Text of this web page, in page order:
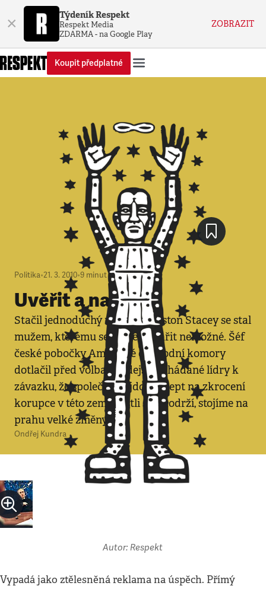
× Týdeník Respekt
Respekt Media
ZDARMA - na Google Play
ZOBRAZIT
Koupit předplatné
Politika•21. 3. 2010•9 minut
Uvěřit a nakazit
Stačil jednoduchý nápad a Weston Stacey se stal
mužem, kterému se může podařit nemožné. Šéf
české pobočky Americké obchodní komory
dotlačil před volbami zdejší rozhádané lídry k
závazku, že společně najdou recept na zkrocení
korupce v této zemi. Jestli slib dodrží, stojíme na
prahu velké změny.
Ondřej Kundra
Autor: Respekt
Vypadá jako ztělesněná reklama na úspěch. Přímý